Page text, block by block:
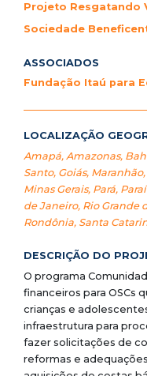
Projeto Resgatando
Sociedade
ASSOCIADOS
Fundação Itaú para
LOCALIZAÇÃO
Amapá, Amazonas,
Santo, Goiás, Maranhão,
Minas Gerais, Pará,
de Janeiro, Rio Grande
Rondônia, Santa
DESCRIÇÃO DO
O programa
financeiros para OSCs
crianças e
infraestrutura para
fazer solicitações de
reformas e